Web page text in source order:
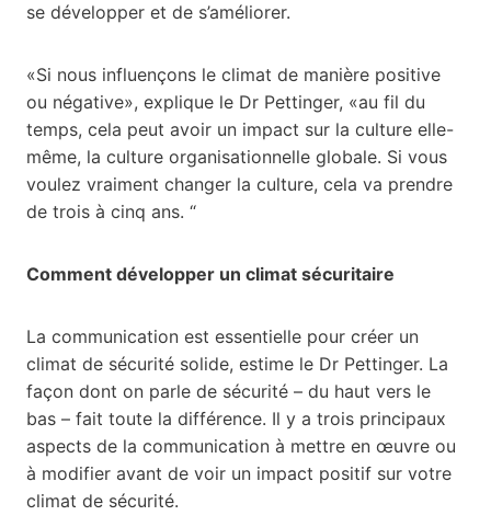
se développer et de s’améliorer.
«Si nous influençons le climat de manière positive
ou négative», explique le Dr Pettinger, «au fil du
temps, cela peut avoir un impact sur la culture elle-
même, la culture organisationnelle globale. Si vous
voulez vraiment changer la culture, cela va prendre
de trois à cinq ans. “
Comment développer un climat sécuritaire
La communication est essentielle pour créer un
climat de sécurité solide, estime le Dr Pettinger. La
façon dont on parle de sécurité – du haut vers le
bas – fait toute la différence. Il y a trois principaux
aspects de la communication à mettre en œuvre ou
à modifier avant de voir un impact positif sur votre
climat de sécurité.